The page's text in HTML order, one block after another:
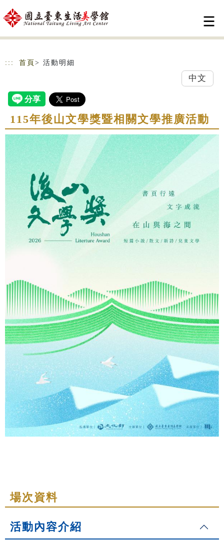
跳到主要內容
網站導覽
::: 首頁 > 活動明細
中文
115年後山文學獎暨相關文學推廣活動
場次資料
活動內容介紹